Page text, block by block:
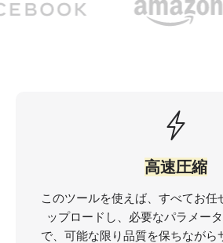
高速圧縮
このツールを使えば、すべてお任
ップロードし、必要なパラメー
で、可能な限り品質を保ちながら